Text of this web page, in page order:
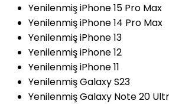
Yenilenmiş iPhone 15 Pro Max
Yenilenmiş iPhone 14 Pro Max
Yenilenmiş iPhone 13
Yenilenmiş iPhone 12
Yenilenmiş iPhone 11
Yenilenmiş Galaxy S23
Yenilenmiş Galaxy Note 20